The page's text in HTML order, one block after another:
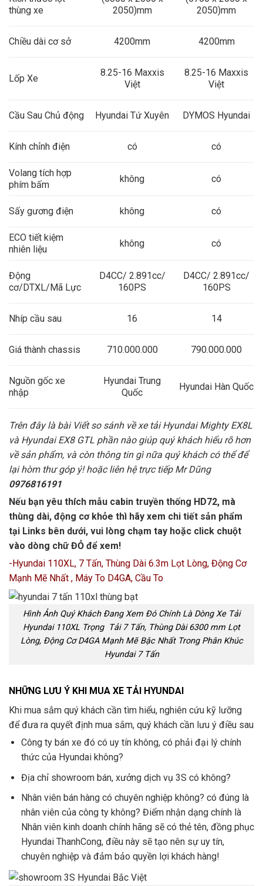
thùng xe
2050)mm
2050)mm
Chiều dài cơ sở 4200mm 4200mm
Lốp Xe
8.25-16 Maxxis
Việt
8.25-16 Maxxis
Việt
Cầu Sau Chủ động Hyundai Tứ Xuyên DYMOS Hyundai
Kính chỉnh điện có có
Volang tích hợp
phím bấm
không có
Sấy gương điện không có
ECO tiết kiệm
nhiên liệu
không có
Động
cơ/DTXL/Mã Lực
D4CC/ 2.891cc/
160PS
D4CC/ 2.891cc/
160PS
Nhíp cầu sau 16 14
Giá thành chassis 710.000.000 790.000.000
Nguồn gốc xe
nhập
Hyundai Trung
Quốc
Hyundai Hàn Quốc
Trên đây là bài Viết so sánh về xe tải Hyundai Mighty EX8L
và Hyundai EX8 GTL phần nào giúp quý khách hiểu rõ hơn
về sản phẩm, và còn thông tin gì nữa quý khách có thể để
lại hòm thư góp ý! hoặc liên hệ trực tiếp Mr Dũng
0976816191
Nếu bạn yêu thích mẫu cabin truyền thống HD72, mà
thùng dài, động cơ khỏe thì hãy xem chi tiết sản phẩm
tại Links bên dưới, vui lòng chạm tay hoặc click chuột
vào dòng chữ ĐỎ để xem!
-Hyundai 110XL, 7 Tấn, Thùng Dài 6.3m Lọt Lòng, Động Cơ
Mạnh Mẽ Nhất , Máy To D4GA, Cầu To
Hình Ảnh Quý Khách Đang Xem Đó Chính Là Dòng Xe Tải
Hyundai 110XL Trọng Tải 7 Tấn, Thùng Dài 6300 mm Lọt
Lòng, Động Cơ D4GA Mạnh Mẽ Bậc Nhất Trong Phân Khúc
Hyundai 7 Tấn
NHỮNG LƯU Ý KHI MUA XE TẢI HYUNDAI
Khi mua sắm quý khách cần tìm hiểu, nghiên cứu kỹ lưỡng
để đưa ra quyết định mua sắm, quý khách cần lưu ý điều sau
Công ty bán xe đó có uy tín không, có phải đại lý chính
thức của Hyundai không?
Địa chỉ showroom bán, xưởng dịch vụ 3S có không?
Nhân viên bán hàng có chuyên nghiệp không? có đúng là
nhân viên của công ty không? Điểm nhận dạng chính là
Nhân viên kinh doanh chính hãng sẽ có thẻ tên, đồng phục
Hyundai ThanhCong, điều này sẽ tạo nên sự uy tín,
chuyên nghiệp và đảm bảo quyền lợi khách hàng!